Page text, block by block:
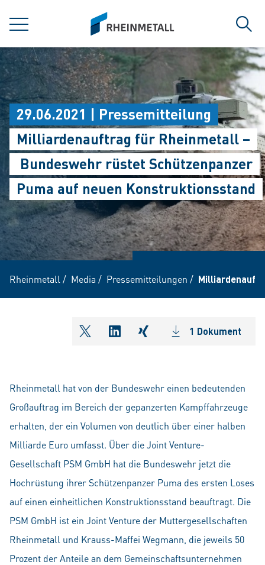
MENÜ
siteLogo
29.06.2021 | Pressemitteilung
Milliardenauftrag für Rheinmetall –
Bundeswehr rüstet Schützenpanzer
Puma auf neuen Konstruktionsstand
Rheinmetall / Media / Pressemitteilungen /
shareOntwitter
shareOnlinkedIn
shareOnxing1 Dokument
Rheinmetall hat von der Bundeswehr einen bedeutenden
Großauftrag im Bereich der gepanzerten Kampffahrzeuge
erhalten, der ein Volumen von deutlich über einer halben
Milliarde Euro umfasst. Über die Joint Venture-
Gesellschaft PSM GmbH hat die Bundeswehr jetzt die
Hochrüstung ihrer Schützenpanzer Puma des ersten Loses
auf einen einheitlichen Konstruktionsstand beauftragt. Die
PSM GmbH ist ein Joint Venture der Muttergesellschaften
Rheinmetall und Krauss-Maffei Wegmann, die jeweils 50
Prozent der Anteile an dem Gemeinschaftsunternehmen